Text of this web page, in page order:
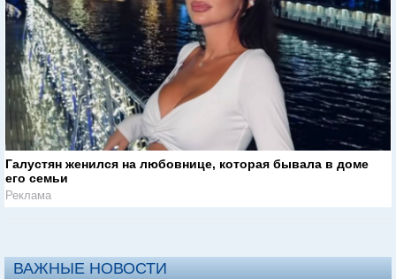
Галустян женился на любовнице, которая бывала в доме
его семьи
Реклама
ВАЖНЫЕ НОВОСТИ